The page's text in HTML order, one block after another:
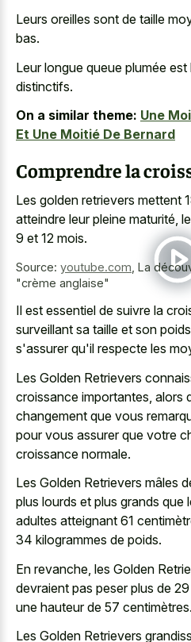
Leurs oreilles sont de taille
bas.
Leur longue queue plumée
distinctifs.
On a similar theme: Une
Et Une Moitié De Bernard
Comprendre la
Les golden retrievers mettent
atteindre leur pleine maturité,
9 et 12 mois.
Source: youtube.com La
"crème anglaise"
Il est essentiel de suivre la
surveillant sa taille et son
s'assurer qu'il respecte les
Les Golden Retrievers
croissance importantes, alors
changement que vous
pour vous assurer que votre
croissance normale.
Les Golden Retrievers mâles
plus lourds et plus grands que
adultes atteignant 61
34 kilogrammes de poids.
En revanche, les Golden
devraient pas peser plus de
une hauteur de 57 centimètres.
Les Golden Retrievers